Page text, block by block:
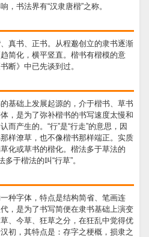
，书法界有“汉隶唐楷”之称。
真书、正书。从程邈创立的隶书逐渐
简化，横平竖直。楷书有楷模的意
断》中已先谈到过。
基础上发展起源的，介于楷书、草书
，是为了弥补楷书的书写速度太慢和
而产生的。“行”是“行走”的意思，因
样潦草，也不像楷书那样端正。实质
草化或草书的楷化。楷法多于草法的
多于楷法的叫“行草”。
种字体，特点是结构简省、笔画连
，是为了书写简便在隶书基础上演变
、今草、狂草之分，在狂乱中觉得优
初，其特点是：存字之梗概，损隶之